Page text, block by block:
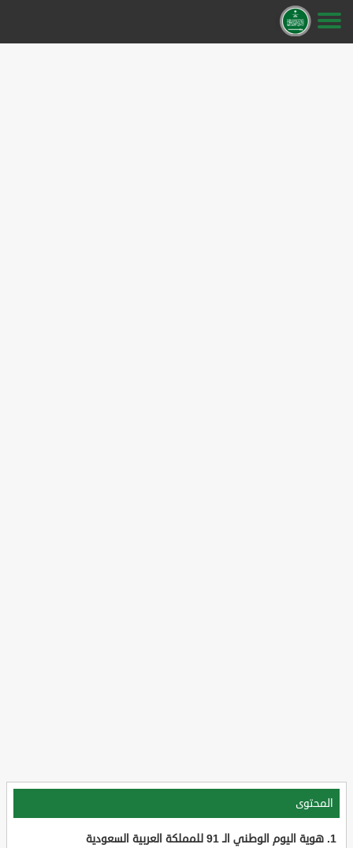
المحتوى
هوية اليوم الوطني الـ 91 للمملكة العربية السعودية